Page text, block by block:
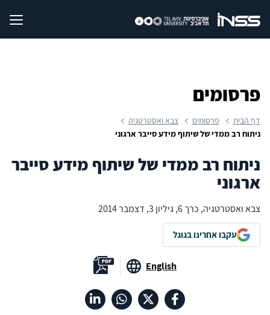
פרסומים
דף הבית פרסומים
צבא ואסטרטגיה
ניתוח רב ממדי של שיתוף מידע סייבר ארגוני
ניתוח רב ממדי של שיתוף מידע סייבר
ארגוני
צבא ואסטרטגיה, כרך 6, גיליון 3, דצמבר 2014
עקבו אחרינו בגוגל
English